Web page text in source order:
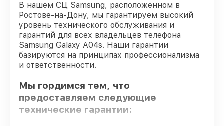
В нашем СЦ Samsung, расположенном в
Ростове-на-Дону, мы гарантируем высокий
уровень технического обслуживания и
гарантий для всех владельцев телефона
Samsung Galaxy A04s. Наши гарантии
базируются на принципах профессионализма
и ответственности.
Мы гордимся тем, что
предоставляем следующие
технические гарантии: